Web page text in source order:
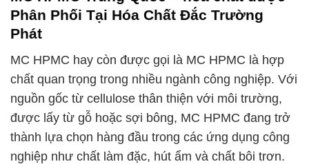
Phân Phối Tại Hóa Chất Đắc Trường
Phát
MC HPMC hay còn được gọi là MC HPMC là hợp
chất quan trọng trong nhiều ngành công nghiệp. Với
nguồn gốc từ cellulose thân thiện với môi trường,
được lấy từ gỗ hoặc sợi bông, MC HPMC đang trở
thành lựa chọn hàng đầu trong các ứng dụng công
nghiệp như chất làm đặc, hút ẩm và chất bôi trơn.